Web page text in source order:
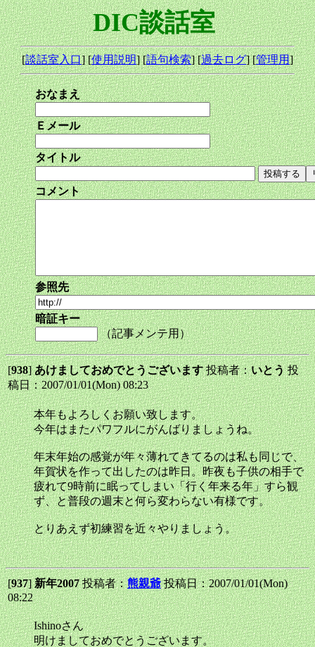
DIC談話室
[談話室入口] [使用説明] [語句検索] [過去ログ] [管理用]
おなまえ
Ｅメール
タイトル
コメント
参照先
暗証キー
（記事メンテ用）
[938]あけましておめでとうございます投稿者：いとう投
稿日：2007/01/01(Mon) 08:23
本年もよろしくお願い致します。
今年はまたパワフルにがんばりましょうね。
年末年始の感覚が年々薄れてきてるのは私も同じで、
年賀状を作って出したのは昨日。昨夜も子供の相手で
疲れて9時前に眠ってしまい「行く年来る年」すら観
ず、と普段の週末と何ら変わらない有様です。
とりあえず初練習を近々やりましょう。
[937]新年2007投稿者：熊親爺 投稿日：2007/01/01(Mon)
08:22
Ishinoさん
明けましておめでとうございます。